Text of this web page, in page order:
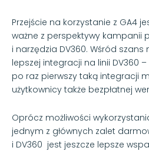
Przejście na korzystanie z GA4
ważne z perspektywy kampanii
i narzędzia DV360. Wśród
lepszej integracji na linii DV360
po raz pierwszy taką integracji
użytkownicy także bezpłatnej
Oprócz możliwości
jednym z głównych zalet
i DV360 jest jeszcze lepsze